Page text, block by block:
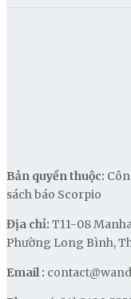
Bản quyền thuộc:
sách báo Scorpio
Địa chỉ: T11-08
Phường Long Bình,
Email :